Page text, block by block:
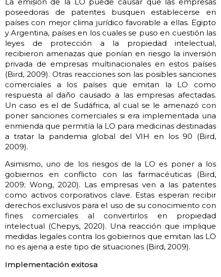
poseedoras de patentes busquen establecerse en
países con mejor clima jurídico favorable a ellas. Egipto
y Argentina, países en los cuales se puso en cuestión las
leyes de protección a la propiedad intelectual,
recibieron amenazas que ponían en riesgo la inversión
privada de empresas multinacionales en estos países
(Bird, 2009). Otras reacciones son las posibles sanciones
comerciales a los países que emitan la LO como
respuesta al daño causado a las empresas afectadas.
Un caso es el de Sudáfrica, al cual se le amenazó con
poner sanciones comerciales si era implementada una
enmienda que permitía la LO para medicinas destinadas
a tratar la pandemia global del VIH en los 90 (Bird,
2009).
Asimismo, uno de los riesgos de la LO es poner a los
gobiernos en conflicto con las farmacéuticas (Bird,
2009; Wong, 2020). Las empresas ven a las patentes
como activos corporativos clave. Estas esperan recibir
derechos exclusivos para el uso de su conocimiento con
fines comerciales al convertirlos en propiedad
intelectual (Chepys, 2020). Una reacción que implique
medidas legales contra los gobiernos que emitan las LO
no es ajena a este tipo de situaciones (Bird, 2009).
Implementación exitosa